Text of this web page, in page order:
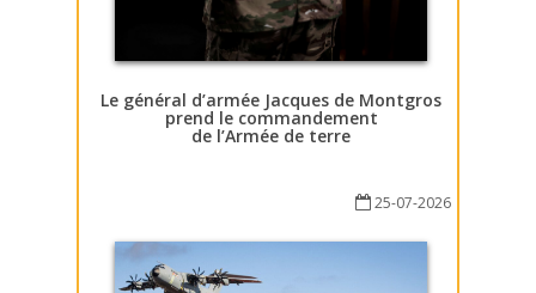
Le général d’armée Jacques de Montgros
prend le commandement
de l’Armée de terre
25-07-2026